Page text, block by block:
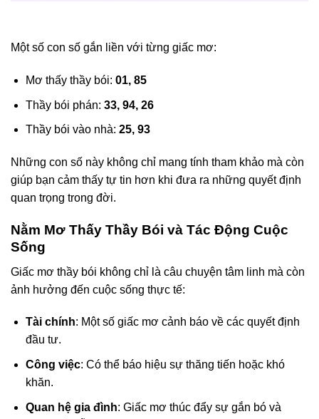
Một số con số gắn liền với từng giấc mơ:
Mơ thấy thầy bói: 01, 85
Thầy bói phán: 33, 94, 26
Thầy bói vào nhà: 25, 93
Những con số này không chỉ mang tính tham khảo mà còn
giúp bạn cảm thấy tự tin hơn khi đưa ra những quyết định
quan trọng trong đời.
Nằm Mơ Thấy Thầy Bói và Tác Động Cuộc
Sống
Giấc mơ thầy bói không chỉ là câu chuyện tâm linh mà còn
ảnh hưởng đến cuộc sống thực tế:
Tài chính: Một số giấc mơ cảnh báo về các quyết định
đầu tư.
Công việc: Có thể báo hiệu sự thăng tiến hoặc khó
khăn.
Quan hệ gia đình: Giấc mơ thúc đẩy sự gắn bó và